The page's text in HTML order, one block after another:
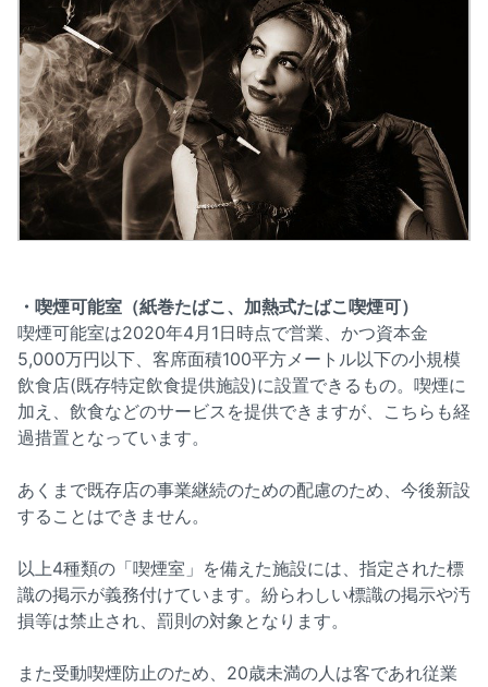
・喫煙可能室（紙巻たばこ、加熱式たばこ喫煙可）
喫煙可能室は2020年4月1日時点で営業、かつ資本金
5,000万円以下、客席面積100平方メートル以下の小規模
飲食店(既存特定飲食提供施設)に設置できるもの。喫煙に
加え、飲食などのサービスを提供できますが、こちらも経
過措置となっています。
あくまで既存店の事業継続のための配慮のため、今後新設
することはできません。
以上4種類の「喫煙室」を備えた施設には、指定された標
識の掲示が義務付けています。紛らわしい標識の掲示や汚
損等は禁止され、罰則の対象となります。
また受動喫煙防止のため、20歳未満の人は客であれ従業